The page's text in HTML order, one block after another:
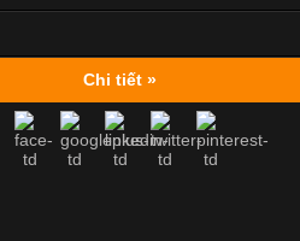
Chi tiết »